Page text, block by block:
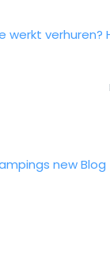
werkt verhuren?
newBlog